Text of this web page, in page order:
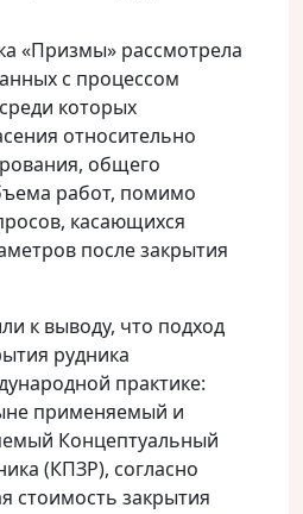
«Призмы» рассмотрела
с процессом
которых
относительно
общего
работ, помимо
касающихся
после закрытия
к выводу, что подход
рудника
практике:
применяемый и
Концептуальный
(КПЗР), согласно
стоимость закрытия